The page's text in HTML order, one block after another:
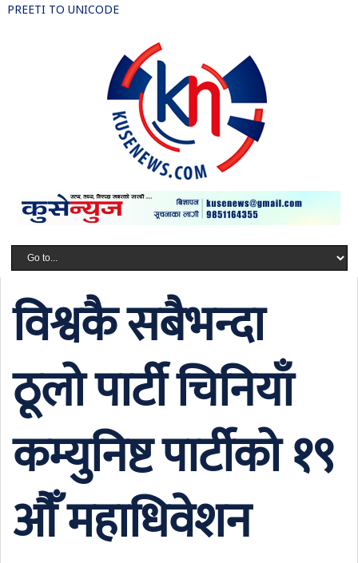
PREETI TO UNICODE
विश्वकै सबैभन्दा
ठूलो पार्टी चिनियाँ
कम्युनिष्ट पार्टीको १९
औँ महाधिवेशन